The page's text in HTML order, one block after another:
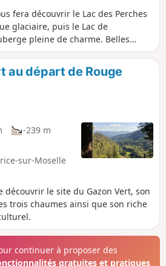
fera découvrir le Lac des Perches
glaciaire, puis le Lac de
pleine de charme. Belles
et chaumes, quelques beaux
au départ de Rouge
-239 m
sur-Moselle
découvrir le site du Gazon Vert, son
trois chaumes ainsi que son riche
continuer à proposer des
gratuites et pratiques